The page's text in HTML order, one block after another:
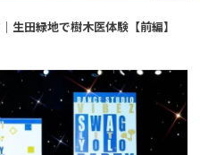
生田緑地で樹木医体験【前編】